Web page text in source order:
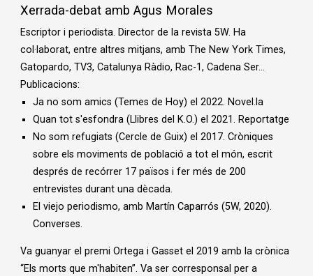
Xerrada-debat amb Agus Morales
Escriptor i periodista. Director de la revista 5W. Ha
col·laborat, entre altres mitjans, amb The New York Times,
Gatopardo, TV3, Catalunya Ràdio, Rac-1, Cadena Ser…
Publicacions:
Ja no som amics (Temes de Hoy) el 2022. Novel.la
Quan tot s'esfondra (Llibres del K.O.) el 2021. Reportatge
No som refugiats (Cercle de Guix) el 2017. Cròniques
sobre els moviments de població a tot el món, escrit
després de recórrer 17 països i fer més de 200
entrevistes durant una dècada.
El viejo periodismo, amb Martín Caparrós (5W, 2020).
Converses.
Va guanyar el premi Ortega i Gasset el 2019 amb la crònica
“Els morts que m'habiten”. Va ser corresponsal per a